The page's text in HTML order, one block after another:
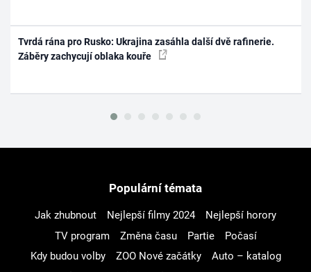
Tvrdá rána pro Rusko: Ukrajina zasáhla další dvě rafinerie.
Záběry zachycují oblaka kouře
Populární témata
Jak zhubnout Nejlepší filmy 2024
Nejlepší horory
TV program
Změna času Partie
Počasí
Kdy budou volby
ZOO Nové začátky
Auto – katalog